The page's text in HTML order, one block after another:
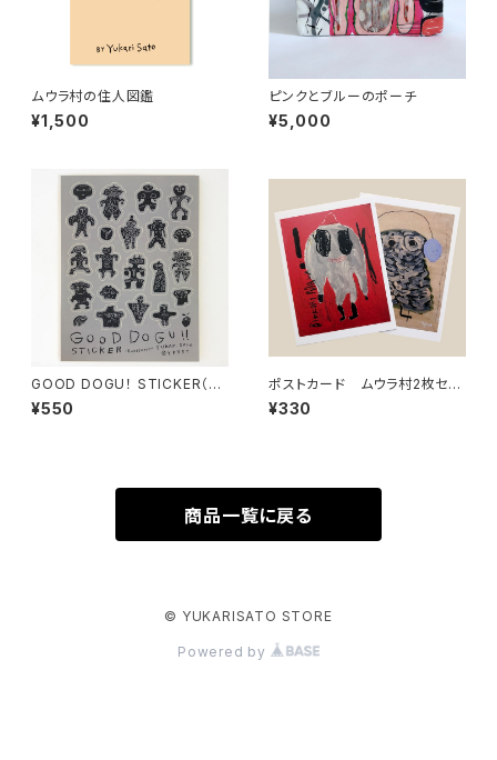
ムウラ村の住人図鑑
¥1,500
ピンクとブルーのポーチ
¥5,000
GOOD DOGU！ STICKER（シ
ール）
¥550
ポストカード ムウラ村2枚セッ
ト
¥330
商品一覧に戻る
© YUKARISATO STORE
Powered by